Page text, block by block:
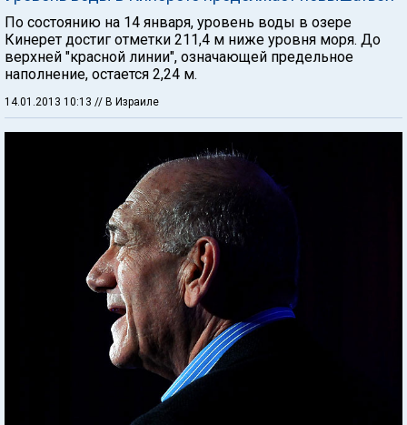
По состоянию на 14 января, уровень воды в озере
Кинерет достиг отметки 211,4 м ниже уровня моря. До
верхней "красной линии", означающей предельное
наполнение, остается 2,24 м.
14.01.2013 10:13 // В Израиле